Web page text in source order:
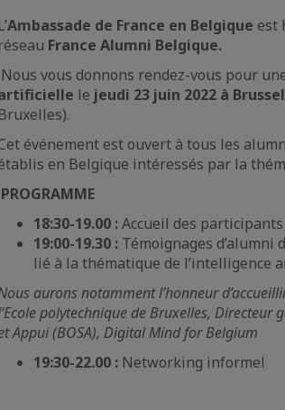
Ambassade de France en Belgique est
France Alumni Belgique.
Nous vous donnons rendez-vous pour
le jeudi 23 juin 2022 à
événement est ouvert à tous les
en Belgique intéressés par la
PROGRAMME
18:30-19.00 :Accueil des participants
19:00-19.30 : Témoignages
lié à la thématique de l’intelligence
aurons notamment l’honneur
polytechnique de Bruxelles, Directeur
Appui (BOSA), Digital Mind for Belgium
19:30-22.00 : Networking informel